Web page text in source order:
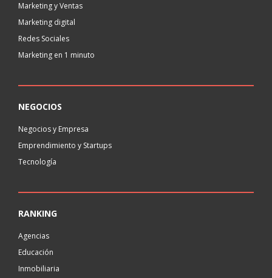
Marketing y Ventas
Marketing digital
Redes Sociales
Marketing en 1 minuto
NEGOCIOS
Negocios y Empresa
Emprendimiento y Startups
Tecnología
RANKING
Agencias
Educación
Inmobiliaria